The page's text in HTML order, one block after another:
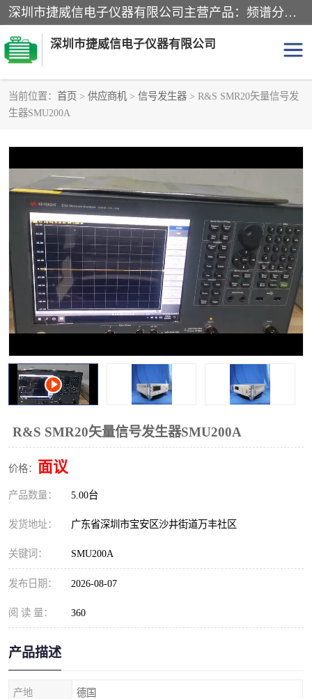
深圳市捷威信电子仪器有限公司主营产品：频谱分析仪.信号发生器.网络分析仪.音频分析仪，示波器，电源，音频分析仪。综合测试仪。蓝牙测试仪等
深圳市捷威信电子仪器有限公司
当前位置： 首页 > 供应商机 > 信号发生器 > R&S SMR20矢量信号发
生器SMU200A
R&S SMR20矢量信号发生器SMU200A
价格： 面议
产品数量： 5.00台
发货地址： 广东省深圳市宝安区沙井街道万丰社区
关键词： SMU200A
发布日期： 2026-08-07
阅 读 量： 360
产品描述
产地 德国
探头
音频分析仪 天馈线测试仪
万用表 信号源
GPIB-USB卡 数据采集仪
数字源表 数字源表
校准仪 函数信号发生器
示波器 直流电源
阻抗分析仪 LCR电桥
频率计 无线测试仪
静电计